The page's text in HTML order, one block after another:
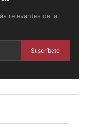
relevantes de la
Suscríbete